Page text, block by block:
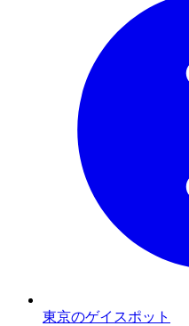
東京のゲイスポット